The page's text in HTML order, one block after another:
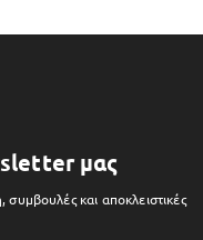
μας
και αποκλειστικές